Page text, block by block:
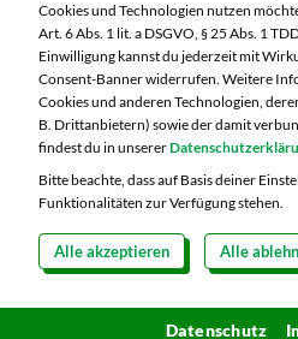
Mo:
08:00
Di:
08:00
Mi:
08:00
Do:
08:00
Fr:
08:00
Copyright 2026 © MARKTKAUF
Cookie-
Cookies und Technologien nutzen
Art. 6 Abs. 1 lit. a DSGVO, § 25 Abs. 1
Einwilligung kannst du jederzeit mit
Consent-Banner widerrufen. Weitere
Cookies und anderen Technologien,
B. Drittanbietern) sowie der damit
findest du in unserer
Bitte beachte, dass auf Basis deiner
Funktionalitäten zur Verfügung stehen.
Alle akzeptieren Alle
Datenschutz